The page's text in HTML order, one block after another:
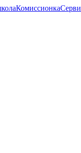
Комиссионка